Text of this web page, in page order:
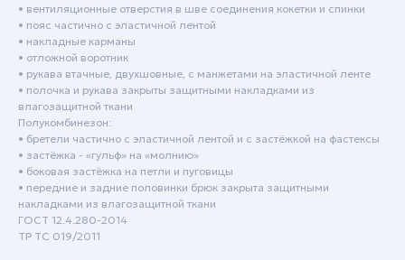
• вентиляционные отверстия в шве соединения кокетки и спинки
• пояс частично с эластичной лентой
• накладные карманы
• отложной воротник
• рукава втачные, двухшовные, с манжетами на эластичной ленте
• полочка и рукава закрыты защитными накладками из
влагозащитной ткани
Полукомбинезон:
• бретели частично с эластичной лентой и с застёжкой на фастексы
• застёжка - «гульф» на «молнию»
• боковая застёжка на петли и пуговицы
• передние и задние половинки брюк закрыта защитными
накладками из влагозащитной ткани
ГОСТ 12.4.280-2014
ТР ТС 019/2011
Краснодар
+7 (861) 207-24-07
+7 (800) 222-78-13
info@specodezhda-krd.ru
Пн - Пт: с 9:00 до 18:00
Сб - Вск: выходной